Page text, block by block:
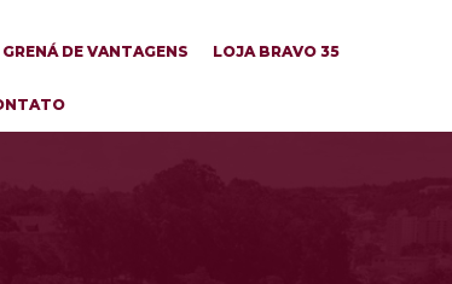
GRENÁ DE VANTAGENS LOJA BRAVO 35